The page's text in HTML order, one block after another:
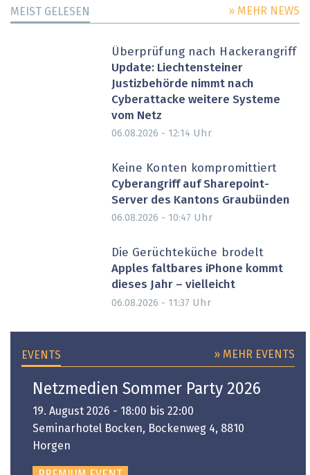
MEIST GELESEN » MEHR NEWS
Überprüfung nach Hackerangriff
Update: Liechtensteiner
Justizbehörde nimmt nach
Cyberattacke weitere Systeme
vom Netz
06.08.2026 - 12:14 Uhr
Keine Konten kompromittiert
Cyberangriff auf Sharepoint-
Server des Kantons Graubünden
06.08.2026 - 10:47 Uhr
Die Gerüchteküche brodelt
Apples faltbares iPhone kommt
dieses Jahr – vielleicht
06.08.2026 - 11:37 Uhr
EVENTS » MEHR EVENTS
Netzmedien Sommer Party 2026
19. August 2026 - 18:00 bis 22:00
Seminarhotel Bocken, Bockenweg 4, 8810
Horgen